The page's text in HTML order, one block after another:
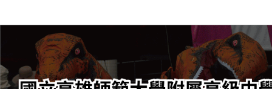
轉
要
內